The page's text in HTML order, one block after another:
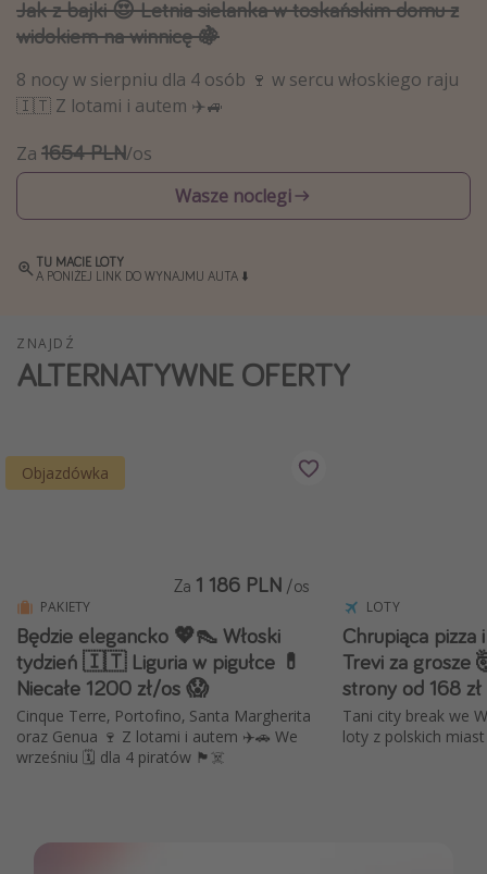
Weekend dla dwojga
Hotele SPA i wellness
Wyjazd na narty
Wyjazdy na Majówkę
Newsy, ciekawostki, porady podróżnicze
Najlepsze aplikacje podróżnicze
Jak z bajki 😍 Letnia sielanka w toskańskim domu z
widokiem na winnicę 🍇
8 nocy w sierpniu dla 4 osób 🍷 w sercu włoskiego raju
🇮🇹 Z lotami i autem ✈️🚙
Za 1654 PLN/os
Wasze noclegi
TU MACIE LOTY
A PONIŻEJ LINK DO WYNAJMU AUTA ⬇️
ZNAJDŹ
ALTERNATYWNE OFERTY
Objazdówka
PAKIETY
Będzie elegancko 💖👠 Włoski
tydzień 🇮🇹 Liguria w pigułce 💊
Niecałe 1200 zł/os 😱
Cinque Terre, Portofino, Santa Margherita
oraz Genua 🍷 Z lotami i autem ✈️🚗 We
wrześniu 🗓️ dla 4 piratów 🏴‍☠️
Za 1 186 PLN /os
LOTY
Chrupiąca pizza
Trevi za grosze
strony od 168
Tani city break we
loty z polskich